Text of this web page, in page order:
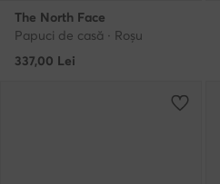
The North Face
Papuci de casă · Roșu
337,00 Lei